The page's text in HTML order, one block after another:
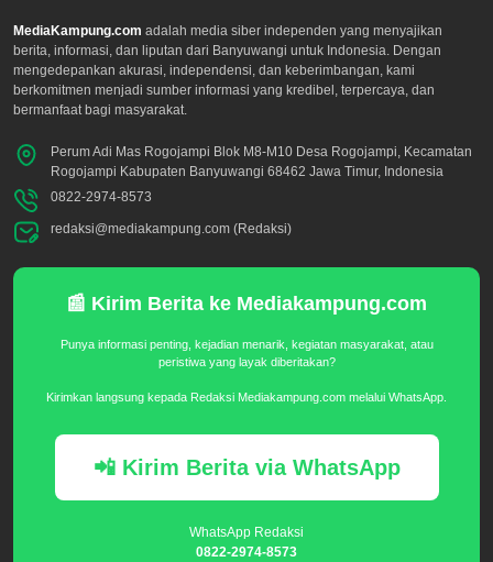
MediaKampung.com adalah media siber independen yang menyajikan
berita, informasi, dan liputan dari Banyuwangi untuk Indonesia. Dengan
mengedepankan akurasi, independensi, dan keberimbangan, kami
berkomitmen menjadi sumber informasi yang kredibel, terpercaya, dan
bermanfaat bagi masyarakat.
Perum Adi Mas Rogojampi Blok M8-M10 Desa Rogojampi, Kecamatan
Rogojampi Kabupaten Banyuwangi 68462 Jawa Timur, Indonesia
0822-2974-8573
redaksi@mediakampung.com (Redaksi)
📰 Kirim Berita ke Mediakampung.com
Punya informasi penting, kejadian menarik, kegiatan masyarakat, atau
peristiwa yang layak diberitakan?
Kirimkan langsung kepada Redaksi Mediakampung.com melalui WhatsApp.
📲 Kirim Berita via WhatsApp
WhatsApp Redaksi
0822-2974-8573